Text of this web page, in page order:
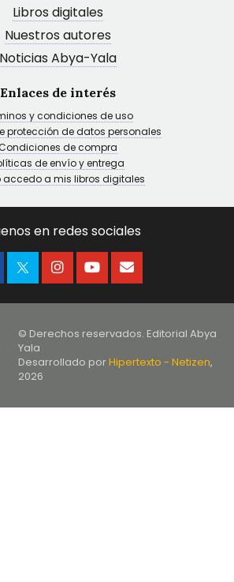
Libros digitales
Nuestros autores
Noticias Abya-Yala
Enlaces de interés
y condiciones de uso
protección de datos personales
de compra
de envío y entrega
accedo a mis libros digitales
en redes sociales
© Derechos reservados. Editorial Abya
Yala
Desarrollado porHipertexto - Netizen,
2026